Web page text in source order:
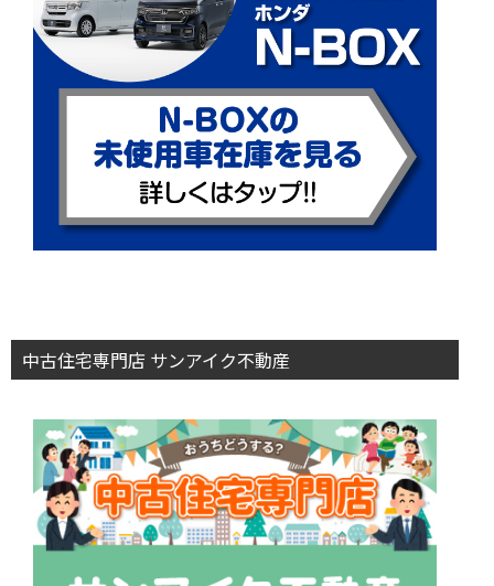
中古住宅専門店 サンアイク不動産